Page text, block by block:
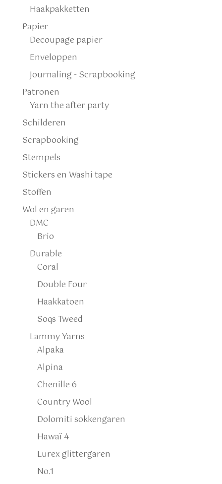
Haakpakketten
Papier
Decoupage papier
Enveloppen
Journaling - Scrapbooking
Patronen
Yarn the after party
Schilderen
Scrapbooking
Stempels
Stickers en Washi tape
Stoffen
Wol en garen
DMC
Brio
Durable
Coral
Double Four
Haakkatoen
Soqs Tweed
Lammy Yarns
Alpaka
Alpina
Chenille 6
Country Wool
Dolomiti sokkengaren
Hawaï 4
Lurex glittergaren
No.1